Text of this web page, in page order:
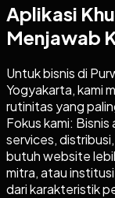
Aplikasi
Menjawab
Untuk bisnis di
Yogyakarta, kami
rutinitas yang
Fokus kami:
services,
butuh website
mitra, atau
dari karakteristik